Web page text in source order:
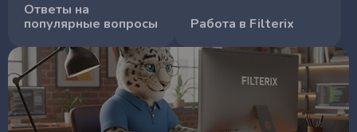
Ответы на
популярные вопросы
Работа в Filterix